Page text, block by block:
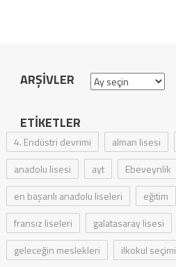
ARŞIVLER Arşivler
ETIKETLER
4. Endüstri devrimi alman lisesi
anadolu lisesi
ayt
Ebeveynlik
en başarılı anadolu liseleri
eğitim
fransız liseleri
galatasaray lisesi
geleceğin meslekleri
ilkokul seçimi